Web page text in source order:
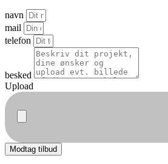
navn
mail
telefon
besked
Upload
Modtag tilbud